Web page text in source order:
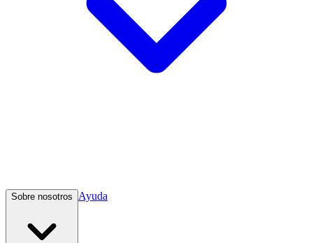
Sobre nosotros Ayuda